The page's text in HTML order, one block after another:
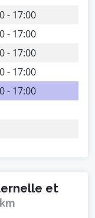
- 17:00
- 17:00
- 17:00
- 17:00
- 17:00
et